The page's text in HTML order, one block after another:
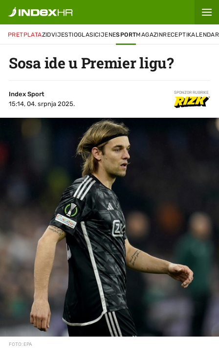
PRETPLATAZIDVIJESTIOGLASICIJENESPORTMAGAZINRECEPTIKALENDAR
Sosa ide u Premier ligu?
Index Sport
15:14, 04. srpnja 2025.
SPONZOR RUBRIKE
FOTO: EPA